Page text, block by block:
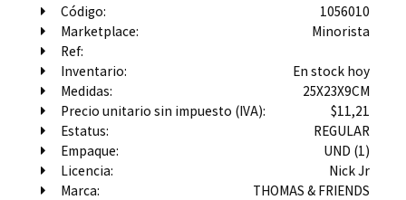
Código:
1056010
Marketplace:
Minorista
Ref:
Inventario:
En stock hoy
Medidas:
25X23X9CM
Precio unitario sin impuesto (IVA):
$11,21
Estatus:
REGULAR
Empaque:
UND (1)
Licencia:
Nick Jr
Marca:
THOMAS & FRIENDS